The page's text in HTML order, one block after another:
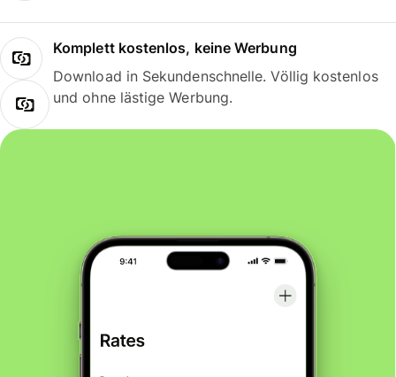
Komplett kostenlos, keine Werbung
Download in Sekundenschnelle. Völlig kostenlos
und ohne lästige Werbung.